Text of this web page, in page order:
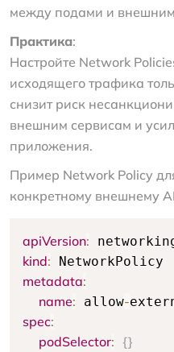
между подами и
Практика:
Настройте Network
исходящего трафика
снизит риск
внешним сервисам и
приложения.
Пример Network Policy
конкретному внешнему
apiVersion:
kind:
metadata:
name: allow-
spec:
podSelector: {}